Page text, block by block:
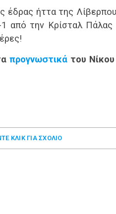
έδρας ήττα της
από την Κρίσταλ Πάλας
προγνωστικά του
ΚΛΊΚ ΓΙΑ ΣΧΌΛΙΟ